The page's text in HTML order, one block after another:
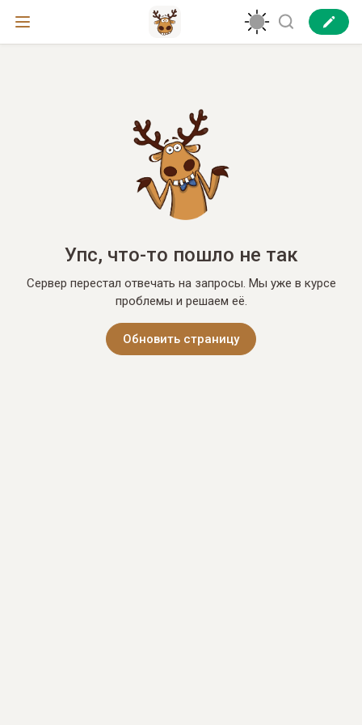
Упс, что-то пошло не так
Сервер перестал отвечать на запросы. Мы уже в курсе
проблемы и решаем её.
Обновить страницу